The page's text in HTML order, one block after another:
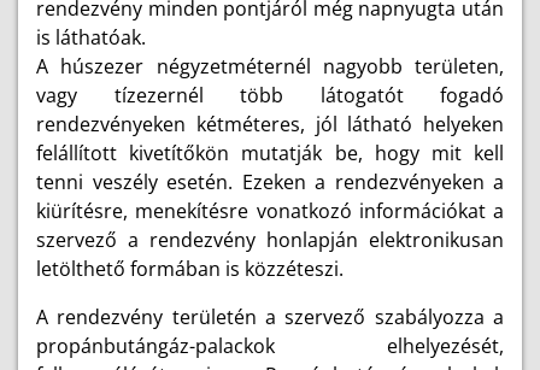
rendezvény minden pontjáról még napnyugta után
is láthatóak.
A húszezer négyzetméternél nagyobb területen,
vagy tízezernél több látogatót fogadó
rendezvényeken kétméteres, jól látható helyeken
felállított kivetítőkön mutatják be, hogy mit kell
tenni veszély esetén. Ezeken a rendezvényeken a
kiürítésre, menekítésre vonatkozó információkat a
szervező a rendezvény honlapján elektronikusan
letölthető formában is közzéteszi.
A rendezvény területén a szervező szabályozza a
propánbutángáz-palackok elhelyezését,